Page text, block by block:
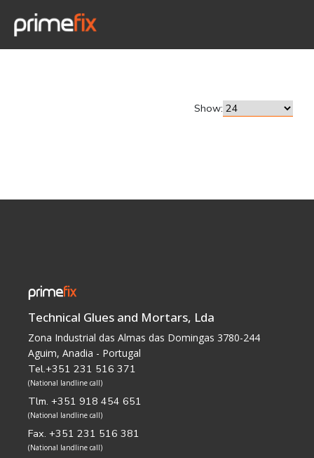
Show:
Technical Glues and Mortars, Lda
Zona Industrial das Almas das Domingas 3780-244
Aguim, Anadia - Portugal
Tel.+351 231 516 371
(National landline call)
Tlm. +351 918 454 651
(National landline call)
Fax. +351 231 516 381
(National landline call)